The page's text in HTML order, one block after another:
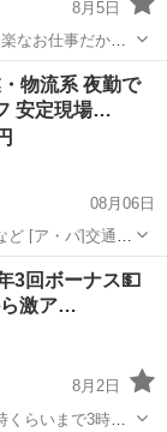
8月5日
ゆっくりお...
配送
物流系 夜勤で
安定現場…
08月06日
ど [ア・パ]交通誘
ルバイト・パー
部支給 警備現場
3回ボーナス💵
ら激ア…
8月2日